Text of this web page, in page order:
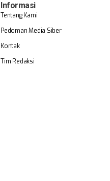
Informasi
Tentang Kami
Pedoman Media Siber
Kontak
Tim Redaksi